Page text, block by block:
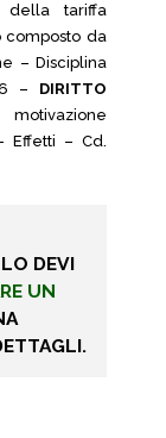
della tariffa
composto da
– Disciplina
– DIRITTO
Effetti – Cd.
DEVI
UN